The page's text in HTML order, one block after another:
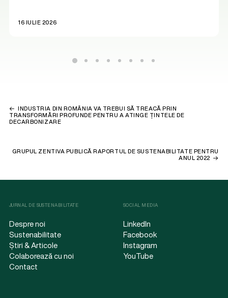
16 IULIE 2026
INDUSTRIA DIN ROMÂNIA VA TREBUI SĂ TREACĂ PRIN
TRANSFORMĂRI PROFUNDE PENTRU A ATINGE ȚINTELE DE
DECARBONIZARE
GRUPUL ZENTIVA PUBLICĂ RAPORTUL DE SUSTENABILITATE PENTRU
ANUL 2022
JURNAL DE SUSTENABILITATE
Despre noi
Sustenabilitate
Știri & Articole
Colaborează cu noi
Contact
SOCIAL MEDIA
LinkedIn
Facebook
Instagram
YouTube